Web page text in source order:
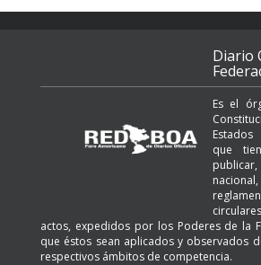
Diario
Es el
Estados
que
actos, expedidos por los Poderes de la
que éstos sean aplicados y observados
respectivos ámbitos de competencia.